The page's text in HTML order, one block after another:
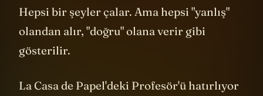
çalışır. Robin Hood, Arsène Lupin, Zorro...
Hepsi bir şeyler çalar. Ama hepsi "yanlış"
olandan alır, "doğru" olana verir gibi